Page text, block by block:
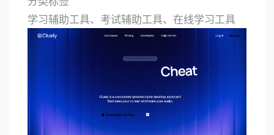
学习辅助工具、考试辅助工具、在线学习工具